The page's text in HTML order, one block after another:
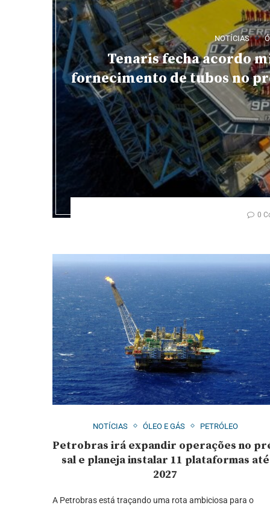
NOTÍCIAS
Tenaris fecha acordo
fornecimento de tubos no
0
NOTÍCIAS ÓLEO E GÁS PETRÓLEO
Petrobras irá expandir operações no
sal e planeja instalar 11 plataformas até
2027
A Petrobras está traçando uma rota ambiciosa para o